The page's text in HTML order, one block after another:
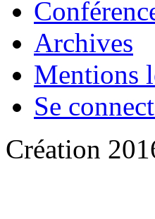
Archives
Mentions
Se
Création